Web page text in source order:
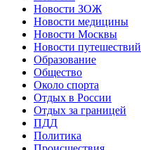
Новости ЗОЖ
Новости медицины
Новости Москвы
Новости путешествий
Образование
Общество
Около спорта
Отдых в России
Отдых за границей
ПДД
Политика